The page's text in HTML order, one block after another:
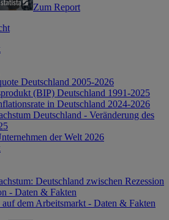
Zum Report
Deutschland 2005-2026
(BIP) Deutschland 1991-2025
in Deutschland 2024-2026
Deutschland - Veränderung des
der Welt 2026
Deutschland zwischen Rezession
- Daten & Fakten
dem Arbeitsmarkt - Daten & Fakten